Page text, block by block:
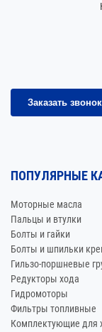
Заказать звонок
ПОПУЛЯРНЫЕ
Моторные масла
Пальцы и втулки
Болты и гайки
Болты и шпильки
Гильзо-поршневые
Редукторы хода
Гидромоторы
Фильтры топливные
Комплектующие для